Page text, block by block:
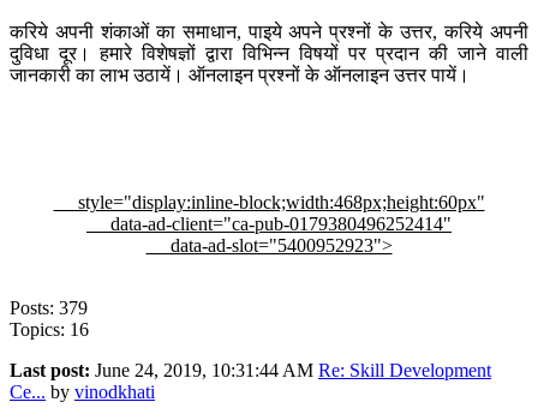
करिये अपनी शंकाओं का समाधान, पाइये अपने प्रश्नों के उत्तर, करिये अपनी
दुविधा दूर। हमारे विशेषज्ञों द्वारा विभिन्न विषयों पर प्रदान की जाने वाली
जानकारी का लाभ उठायें। ऑनलाइन प्रश्नों के ऑनलाइन उत्तर पायें।
style="display:inline-block;width:468px;height:60px"
data-ad-client="ca-pub-0179380496252414"
data-ad-slot="5400952923">
Posts: 379
Topics: 16
Last post: June 24, 2019, 10:31:44 AM Re: Skill Development
Ce... by vinodkhati